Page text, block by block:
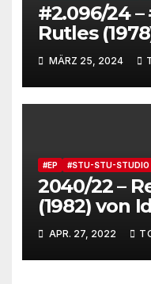
#2.096/24 –
Rutles
MÄRZ 25, 2024
#EP #STU-STU-STUDIO
2040/22 –
(1982) von
APR. 27, 2022